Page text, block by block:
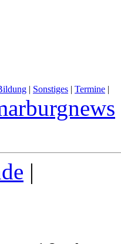
| Sonstiges | Termine |
|